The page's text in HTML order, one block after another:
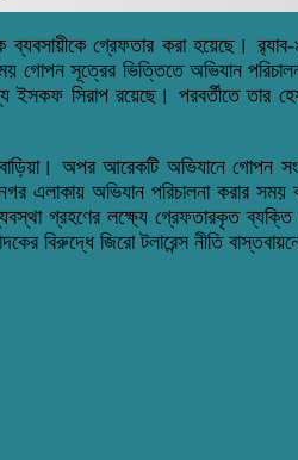
গ্রেফতার করা হয়েছে। র‌্যাব-৯,
সূত্রের ভিত্তিতে অভিযান
সিরাপ রয়েছে। পরবর্তীতে তার
অপর আরেকটি অভিযানে গোপন
এলাকায় অভিযান পরিচালনা করার
গ্রহণের লক্ষ্যে গ্রেফতারকৃত
জিরো টলারেন্স নীতি